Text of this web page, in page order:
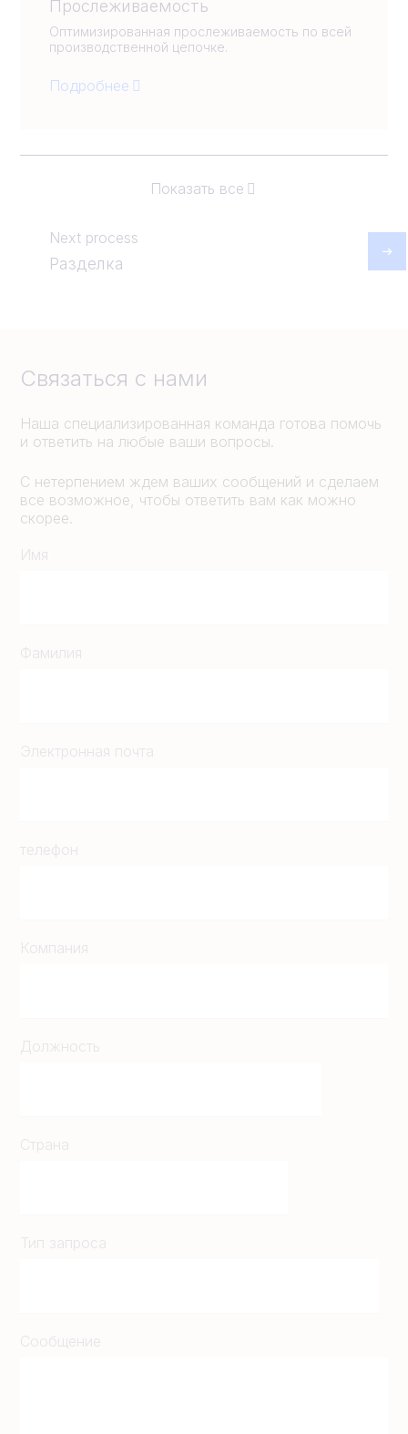
Прослеживаемость
Оптимизированная прослеживаемость по всей
производственной цепочке.
Подробнее
Показать все
Next process
Разделка
Связаться с нами
Наша специализированная команда готова помочь
и ответить на любые ваши вопросы.
С нетерпением ждем ваших сообщений и сделаем
все возможное, чтобы ответить вам как можно
скорее.
Имя
Фамилия
Электронная почта
телефон
Компания
Должность
Страна
Тип запроса
Сообщение